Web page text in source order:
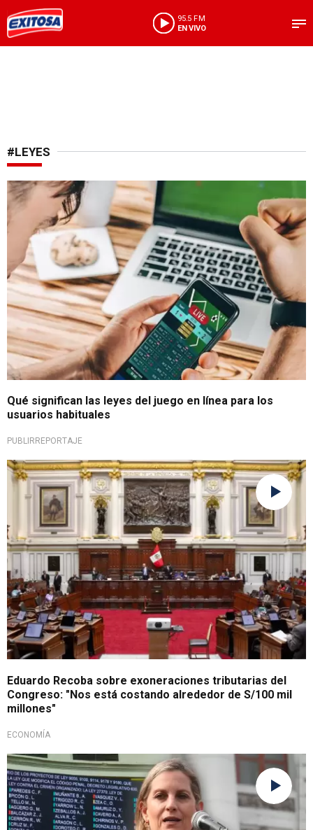
95.5 FM
EN VIVO
#LEYES
Regulación digital
Qué significan las leyes del juego en línea para los
usuarios habituales
PUBLIRREPORTAJE
Preocupante
Eduardo Recoba sobre exoneraciones tributarias del
Congreso: "Nos está costando alrededor de S/100 mil
millones"
ECONOMÍA
Rechaza críticas